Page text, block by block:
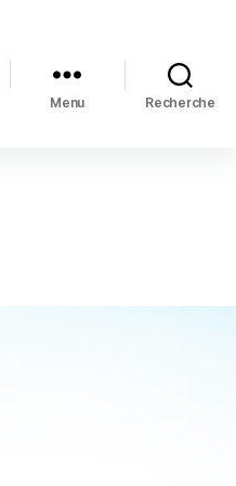
Menu Recherche